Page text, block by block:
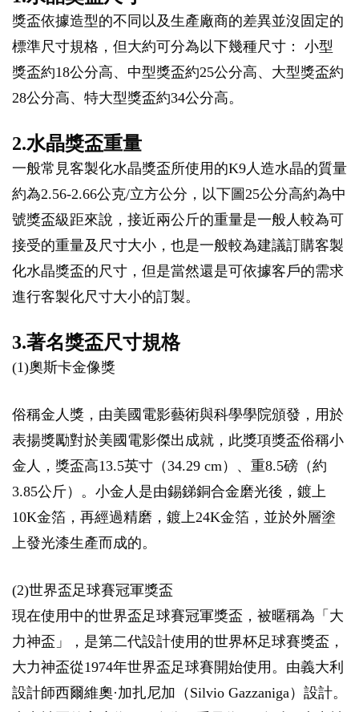
獎盃依據造型的不同以及生產廠商的差異並沒固定的
標準尺寸規格，但大約可分為以下幾種尺寸： 小型
獎盃約18公分高、中型獎盃約25公分高、大型獎盃約
28公分高、特大型獎盃約34公分高。
2.水晶獎盃重量
一般常見客製化水晶獎盃所使用的K9人造水晶的質量
約為2.56-2.66公克/立方公分，以下圖25公分高約為中
號獎盃級距來說，接近兩公斤的重量是一般人較為可
接受的重量及尺寸大小，也是一般較為建議訂購客製
化水晶獎盃的尺寸，但是當然還是可依據客戶的需求
進行客製化尺寸大小的訂製。
3.著名獎盃尺寸規格
(1)奧斯卡金像獎
俗稱金人獎，由美國電影藝術與科學學院頒發，用於
表揚獎勵對於美國電影傑出成就，此獎項獎盃俗稱小
金人，獎盃高13.5英寸（34.29 cm）、重8.5磅（約
3.85公斤）。小金人是由錫銻銅合金磨光後，鍍上
10K金箔，再經過精磨，鍍上24K金箔，並於外層塗
上發光漆生產而成的。
(2)世界盃足球賽冠軍獎盃
現在使用中的世界盃足球賽冠軍獎盃，被暱稱為「大
力神盃」，是第二代設計使用的世界杯足球賽獎盃，
大力神盃從1974年世界盃足球賽開始使用。由義大利
設計師西爾維奧·加扎尼加（Silvio Gazzaniga）設計。